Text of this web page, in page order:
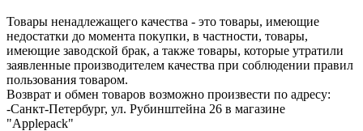
Товары ненадлежащего качества - это товары, имеющие
недостатки до момента покупки, в частности, товары,
имеющие заводской брак, а также товары, которые утратили
заявленные производителем качества при соблюдении правил
пользования товаром.
Возврат и обмен товаров возможно произвести по адресу:
-Санкт-Петербург, ул. Рубинштейна 26 в магазине
"Applepack"